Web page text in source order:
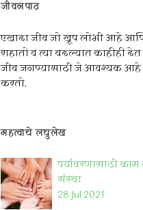
जीवनपाठ
एखादा जीव जो खूप लोभी आहे
राहातो व त्या बदल्यात काहीही देत
जीव जगण्यासाठी जे आवश्यक आहे
करतो.
महत्वाचे लघुलेख
पर्यावरणासाठी
संस्था
28 Jul 2021